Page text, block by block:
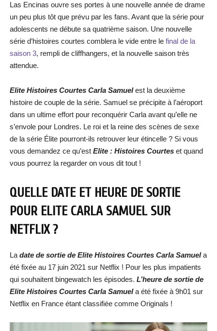
Las Encinas ouvre ses portes à une nouvelle année de drame
un peu plus tôt que prévu par les fans. Avant que la série pour
adolescents ne débute sa quatrième saison. Une nouvelle
série d’histoires courtes comblera le vide entre le final de la
saison 3, rempli de cliffhangers, et la nouvelle saison très
attendue.
Elite Histoires Courtes Carla Samuelest la deuxième
histoire de couple de la série. Samuel se précipite à l’aéroport
dans un ultime effort pour reconquérir Carla avant qu’elle ne
s’envole pour Londres. Le roi et la reine des scènes de sexe
de la série Élite pourront-ils retrouver leur étincelle ? Si vous
vous demandez ce qu’est Elite : Histoires Courtes et quand
vous pourrez la regarder on vous dit tout !
QUELLE DATE ET HEURE DE SORTIE
POUR ELITE CARLA SAMUEL SUR
NETFLIX ?
La date de sortie de Elite Histoires Courtes Carla Samuela
été fixée au 17 juin 2021 sur Netflix ! Pour les plus impatients
qui souhaitent bingewatch les épisodes. L’heure de sortie de
Elite Histoires Courtes Carla Samuela été fixée à 9h01 sur
Netflix en France étant classifiée comme Originals !